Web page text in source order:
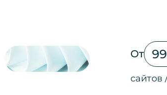
От
сайтов